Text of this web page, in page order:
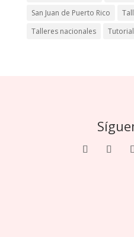
San Juan de Puerto Rico
Talleres nacionales
Tutorial